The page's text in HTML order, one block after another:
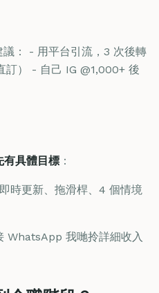
： - 用平台引流，3 次後轉
） - 自己 IG @1,000+ 後
有具體目標 ：
即時更新、拖滑桿、4 個情境
WhatsApp 我哋拎詳細收入